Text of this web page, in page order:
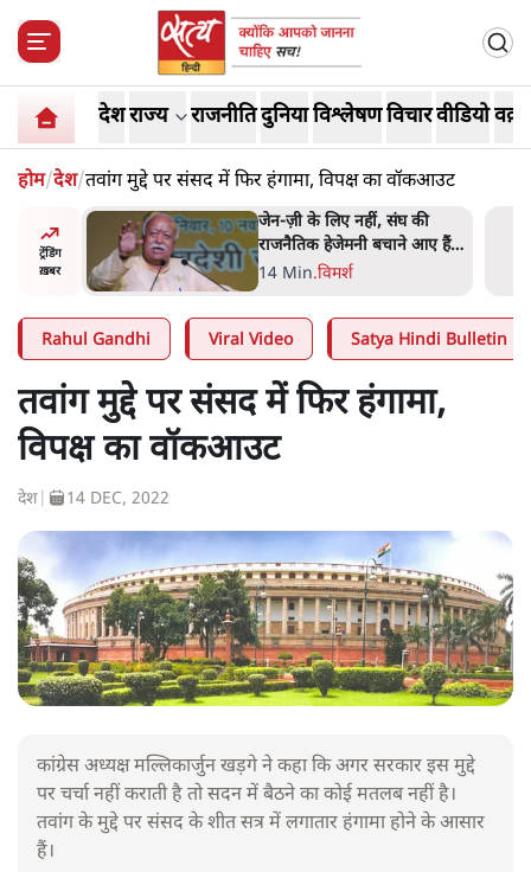
देशराज्य राजनीतिदुनियाविश्लेषणविचारवीडियो
होम/देश/तवांग मुद्दे पर संसद में फिर हंगामा, विपक्ष का वॉकआउट
ट्रेंडिंग
ख़बर
आए हैं
ईरान ने जारी किया मुजतबा
खामेनेई का वीडियो; स्वास्थ्य पर
इसराइली मीडिया में चल रही थीं
7 Min.दुनिया
Rahul Gandhi Viral Video Satya Hindi Bulletin
तवांग मुद्दे पर संसद में फिर हंगामा,
विपक्ष का वॉकआउट
देश 14 DEC, 2022
कांग्रेस अध्यक्ष मल्लिकार्जुन खड़गे ने कहा कि अगर सरकार इस मुद्दे
पर चर्चा नहीं कराती है तो सदन में बैठने का कोई मतलब नहीं है।
तवांग के मुद्दे पर संसद के शीत सत्र में लगातार हंगामा होने के आसार
हैं।